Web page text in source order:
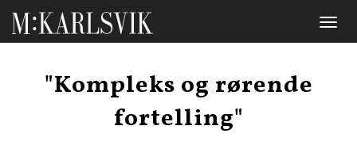
"Kompleks og rørende
fortelling"